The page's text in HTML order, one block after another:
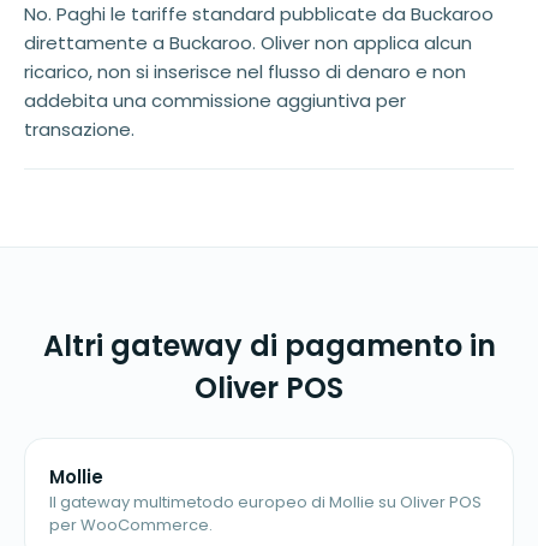
No. Paghi le tariffe standard pubblicate da Buckaroo
direttamente a Buckaroo. Oliver non applica alcun
ricarico, non si inserisce nel flusso di denaro e non
addebita una commissione aggiuntiva per
transazione.
Altri gateway di pagamento in
Oliver POS
Mollie
Il gateway multimetodo europeo di Mollie su Oliver POS
per WooCommerce.